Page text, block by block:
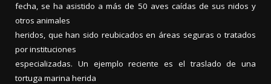
fecha, se ha asistido a más de 50 aves caídas de sus nidos y
otros animales
heridos, que han sido reubicados en áreas seguras o tratados
por instituciones
especializadas. Un ejemplo reciente es el traslado de una
tortuga marina herida